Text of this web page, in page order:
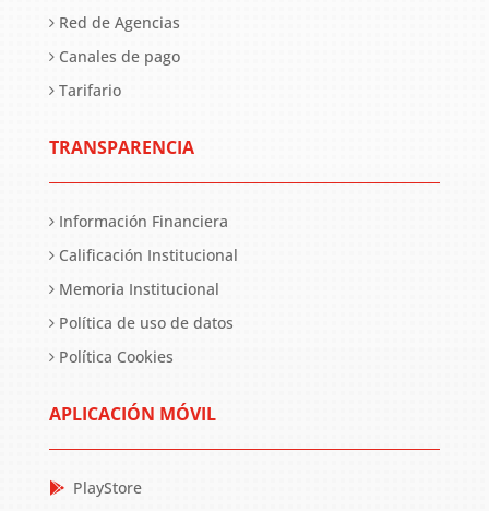
Red de Agencias
Canales de pago
Tarifario
TRANSPARENCIA
Información Financiera
Calificación Institucional
Memoria Institucional
Política de uso de datos
Política Cookies
APLICACIÓN MÓVIL
PlayStore